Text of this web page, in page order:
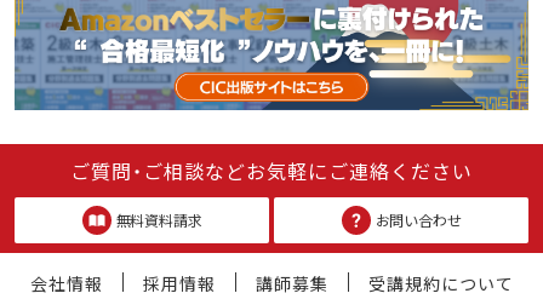
ご質問・ご相談などお気軽にご連絡ください
無料資料請求 お問い合わせ
会社情報 採用情報 講師募集 受講規約について